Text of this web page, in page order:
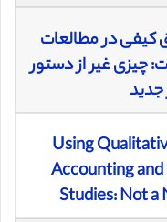
کیفی در مطالعات
چیزی غیر از دستور
جدید
Using
Accounting
Studies: Not a